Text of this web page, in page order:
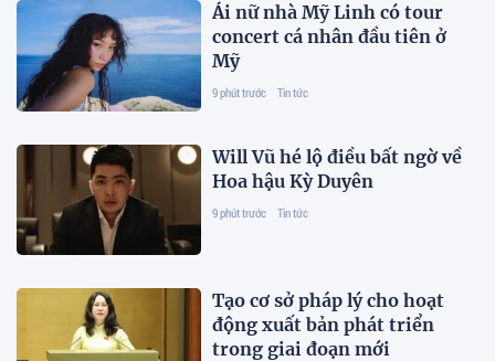
Ái nữ nhà Mỹ Linh có tour
concert cá nhân đầu tiên ở
Mỹ
9 phút trước Tin tức
Will Vũ hé lộ điều bất ngờ về
Hoa hậu Kỳ Duyên
9 phút trước Tin tức
Tạo cơ sở pháp lý cho hoạt
động xuất bản phát triển
trong giai đoạn mới